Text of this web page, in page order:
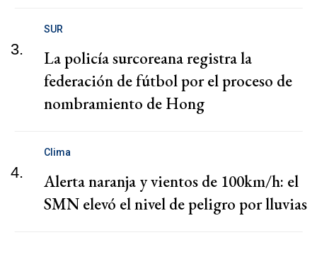
3.
SUR
La policía surcoreana registra la
federación de fútbol por el proceso de
nombramiento de Hong
4.
Clima
Alerta naranja y vientos de 100km/h: el
SMN elevó el nivel de peligro por lluvias